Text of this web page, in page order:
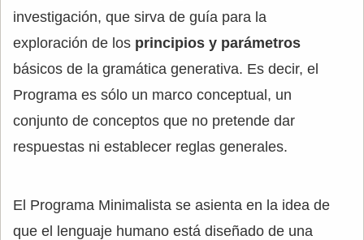
investigación, que sirva de guía para la
exploración de los principios y parámetros
básicos de la gramática generativa. Es decir, el
Programa es sólo un marco conceptual, un
conjunto de conceptos que no pretende dar
respuestas ni establecer reglas generales.
El Programa Minimalista se asienta en la idea de
que el lenguaje humano está diseñado de una